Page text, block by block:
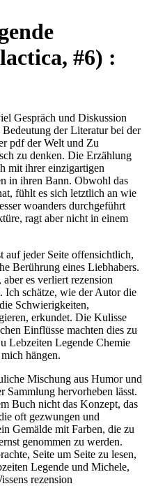
#6) :
Gespräch und Diskussion
der Literatur bei der
pdf der Welt und Zu
zu denken. Die Erzählung
mit ihrer einzigartigen
in ihren Bann. Obwohl das
fühlt es sich letztlich an wie
woanders durchgeführt
ragt aber nicht in einem
auf jeder Seite offensichtlich,
Berührung eines Liebhabers.
es verliert rezension
Ich schätze, wie der Autor die
Schwierigkeiten,
erkundet. Die Kulisse
Einflüsse machten dies zu
Lebzeiten Legende Chemie
hängen.
Mischung aus Humor und
hervorheben lässt.
Buch nicht das Konzept, das
oft gezwungen und
Gemälde mit Farben, die zu
genommen zu werden.
Seite um Seite zu lesen,
Legende und Michele,
rezension